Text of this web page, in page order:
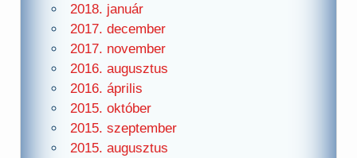
2018. január
2017. december
2017. november
2016. augusztus
2016. április
2015. október
2015. szeptember
2015. augusztus